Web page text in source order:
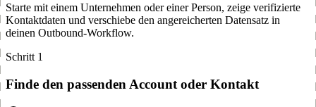
Starte mit einem Unternehmen oder einer Person, zeige verifizierte
Kontaktdaten und verschiebe den angereicherten Datensatz in
deinen Outbound-Workflow.
Schritt 1
Finde den passenden Account oder Kontakt